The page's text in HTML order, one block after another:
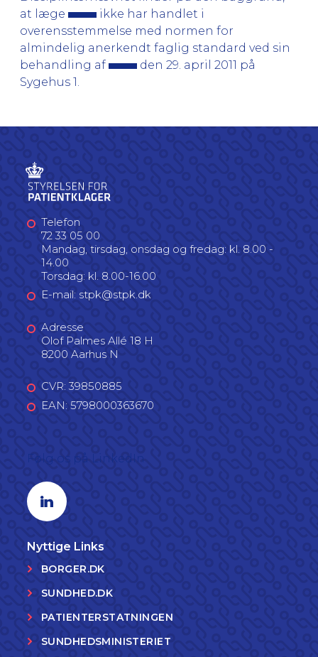
at læge
ikke har handlet i
overensstemmelse med normen for
almindelig anerkendt faglig standard ved sin
behandling af
den 29. april 2011 på
Sygehus 1.
Telefon
72 33 05 00
Mandag, tirsdag, onsdag og fredag: kl. 8.00 -
14.00
Torsdag: kl. 8.00-16.00
E-mail: stpk@stpk.dk
Adresse
Olof Palmes Allé 18 H
8200 Aarhus N
CVR: 39850885
EAN: 5798000363670
Linkedin profil
Nyttige Links
BORGER.DK
SUNDHED.DK
PATIENTERSTATNINGEN
SUNDHEDSMINISTERIET